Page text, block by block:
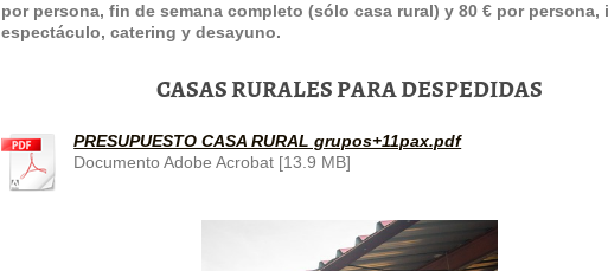
por persona, fin de semana completo (sólo casa rural) y 80 € por persona,
espectáculo, catering y desayuno.
CASAS RURALES PARA DESPEDIDAS
PRESUPUESTO CASA RURAL grupos+11pax.pdf
Documento Adobe Acrobat [13.9 MB]